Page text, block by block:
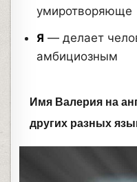
умиротворяюще
Я — делает
амбициозным
Имя Валерия на
других разных